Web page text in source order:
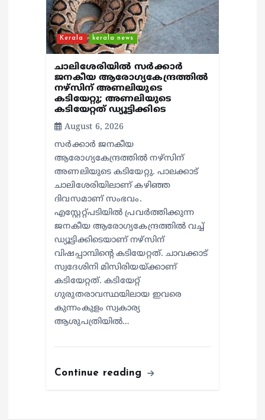
Kerala kerala news
ചാലിശേരിയില്‍ സര്‍ക്കാര്‍
ജനകീയ ആരോഗ്യകേന്ദ്രത്തില്‍
നഴ്സിന് അണലിയുടെ
കടിയേറ്റു; അണലിയുടെ
കടിയേറ്റത് ഡ്യൂട്ടിക്കിടെ
August 6, 2026
സര്‍ക്കാര്‍ ജനകീയ
ആരോഗ്യകേന്ദ്രത്തില്‍ നഴ്സിന്
അണലിയുടെ കടിയേറ്റു. പാലക്കാട്
ചാലിശേരിയിലാണ് കഴിഞ്ഞ
ദിവസമാണ് സംഭവം.
എസ്റ്റേറ്റ്പടിയില്‍ പ്രവര്‍ത്തിക്കുന്ന
ജനകീയ ആരോഗ്യകേന്ദ്രത്തില്‍ വച്ച്
ഡ്യൂട്ടിക്കിടെയാണ് നഴ്സിന്
വിഷപ്പാമ്പിന്റെ കടിയേറ്റത്. ചാവക്കാട്
സ്വദേശിനി മിസിരിയയ്ക്കാണ്
കടിയേറ്റത്. കടിയേറ്റ്
ഗുരുതരാവസ്ഥയിലായ ഇവരെ
കുന്നംകുളം സ്വകാര്യ
ആശുപത്രിയില്‍…
Continue reading